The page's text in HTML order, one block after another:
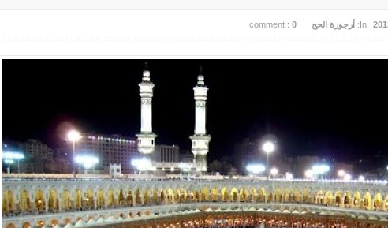
In: أرجوزة الحج |
comment : 0